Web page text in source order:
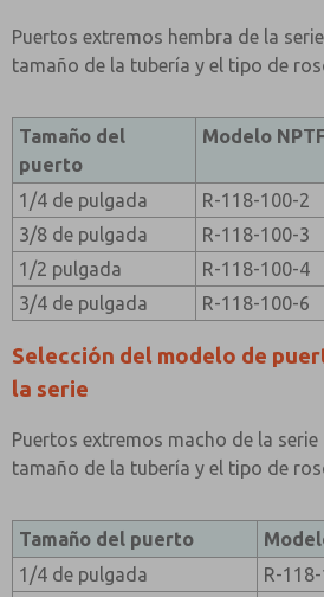
Puertos extremos hembra de la
tamaño de la tubería y el tipo de
Tamaño del
puerto
Modelo
1/4 de pulgada R-118-100-2
3/8 de pulgada
R-118-100-3
1/2 pulgada
R-118-100-4
3/4 de pulgada
R-118-100-6
Selección del modelo de
la serie
Puertos extremos macho de la serie
tamaño de la tubería y el tipo de
Tamaño del puerto
1/4 de pulgada
R-